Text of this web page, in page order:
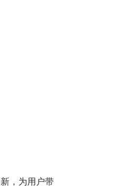
，为用户带